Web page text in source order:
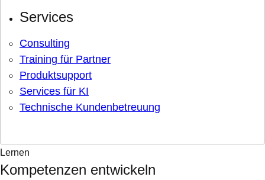
Services
Consulting
Training für Partner
Produktsupport
Services für KI
Technische Kundenbetreuung
Lernen
Kompetenzen entwickeln